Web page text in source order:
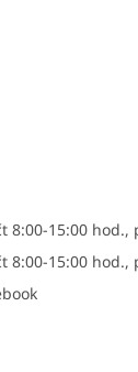
8:00-15:00 hod.,
8:00-15:00 hod.,